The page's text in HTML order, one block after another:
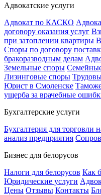
Адвокатские услуги
Адвокат по КАСКО
договору оказания услуг
при затоплении квартиры
Споры по договору
бракоразводным делам
Земельные споры
Лизинговые споры
Юрист в Смоленске
ущерба за врачебные
Бухгалтерские услуги
Бухгалтерия для торговли
анализ предприятия
Бизнес для белорусов
Налоги для белорусов Как
Юридические услуги
Цены Отзывы Контакты